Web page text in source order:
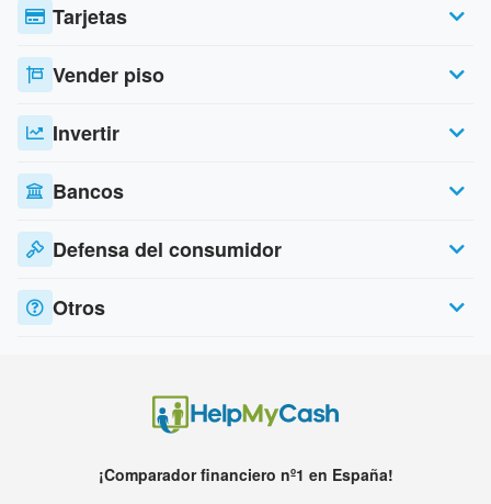
Tarjetas
Vender piso
Invertir
Bancos
Defensa del consumidor
Otros
¡Comparador financiero nº1 en España!